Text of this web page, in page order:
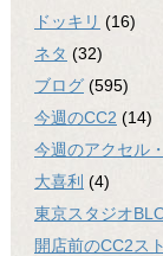
ドッキリ (16)
ネタ (32)
ブログ (595)
今週のCC2 (14)
今週のアクセル
大喜利 (4)
東京スタジオ
開店前のCC2ス